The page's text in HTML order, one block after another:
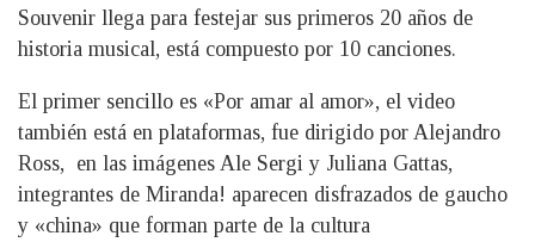
Souvenir llega para festejar sus primeros 20 años de
historia musical, está compuesto por 10 canciones.
El primer sencillo es «Por amar al amor», el video
también está en plataformas, fue dirigido por Alejandro
Ross, en las imágenes Ale Sergi y Juliana Gattas,
integrantes de Miranda! aparecen disfrazados de gaucho
y «china» que forman parte de la cultura